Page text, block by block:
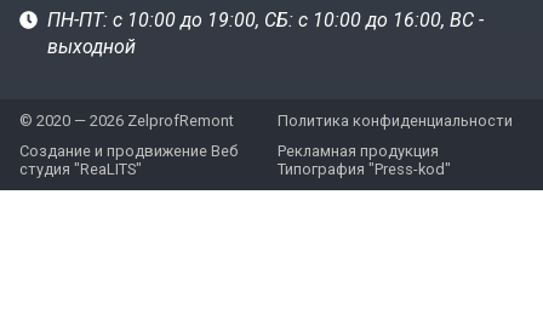
ПН-ПТ: с 10:00 до 19:00, СБ: с 10:00 до 16:00, ВС -
выходной
© 2020 — 2026 ZelprofRemont
Политика конфиденциальности
Создание и продвижение Веб
студия "ReaLITS"
Рекламная продукция
Типография "Press-kod"